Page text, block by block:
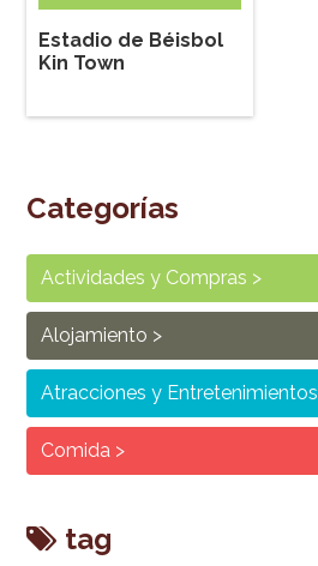
Estadio de Béisbol
Kin Town
Categorías
Actividades y Compras
Alojamiento
Atracciones y Entretenimientos
Comida
tag